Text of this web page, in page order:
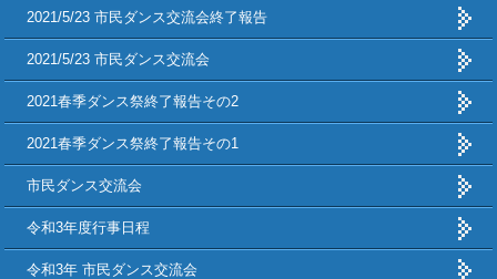
2021/5/23 市民ダンス交流会終了報告
2021/5/23 市民ダンス交流会
2021春季ダンス祭終了報告その2
2021春季ダンス祭終了報告その1
市民ダンス交流会
令和3年度行事日程
令和3年 市民ダンス交流会